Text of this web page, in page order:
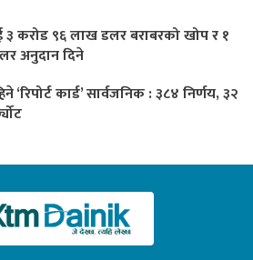
करोड ९६ लाख डलर बराबरको खोप र १
अनुदान दिने
‘रिपोर्ट कार्ड’ सार्वजनिक : ३८४ निर्णय, ३२